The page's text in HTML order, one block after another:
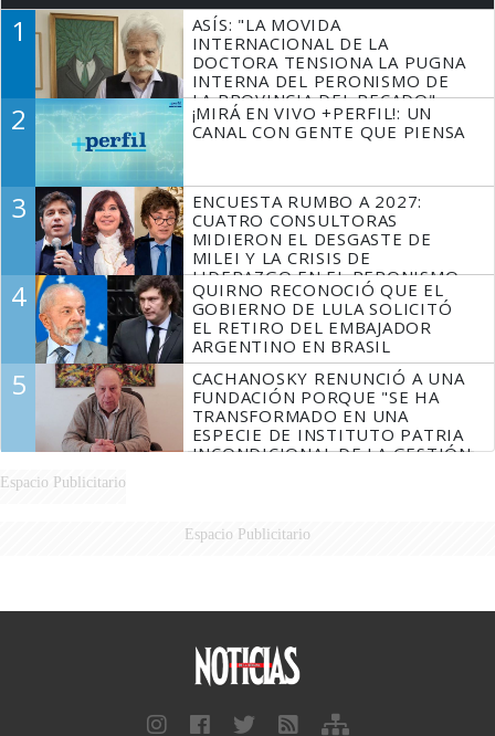
1
ASÍS: "LA MOVIDA
INTERNACIONAL DE LA
DOCTORA TENSIONA LA PUGNA
INTERNA DEL PERONISMO DE
LA PROVINCIA DEL PECADO"
2
¡MIRÁ EN VIVO +PERFIL!: UN
CANAL CON GENTE QUE PIENSA
3
ENCUESTA RUMBO A 2027:
CUATRO CONSULTORAS
MIDIERON EL DESGASTE DE
MILEI Y LA CRISIS DE
LIDERAZGO EN EL PERONISMO
4
QUIRNO RECONOCIÓ QUE EL
GOBIERNO DE LULA SOLICITÓ
EL RETIRO DEL EMBAJADOR
ARGENTINO EN BRASIL
5
CACHANOSKY RENUNCIÓ A UNA
FUNDACIÓN PORQUE "SE HA
TRANSFORMADO EN UNA
ESPECIE DE INSTITUTO PATRIA
INCONDICIONAL DE LA GESTIÓN
Espacio Publicitario
Espacio Publicitario